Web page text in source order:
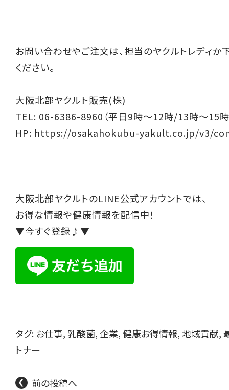
お問い合わせやご注文は、担当のヤクルトレディか
ください。
大阪北部ヤクルト販売(株)
TEL: 06-6386-8960（平日9時～12時/13時～15時
HP: https://osakahokubu-yakult.co.jp/v3/
大阪北部ヤクルトのLINE公式アカウントでは、
お得な情報や健康情報を配信中！
▼今すぐ登録♪▼
タグ: お仕事, 乳酸菌, 企業,健康お得情報,地域貢献,
トナー
前の投稿へ